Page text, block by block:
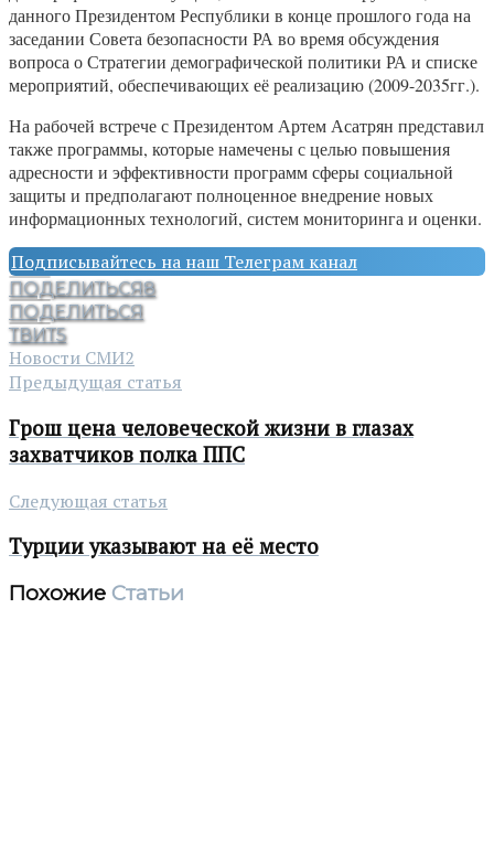
данного Президентом Республики в конце прошлого года на
заседании Совета безопасности РА во время обсуждения
вопроса о Стратегии демографической политики РА и списке
мероприятий, обеспечивающих её реализацию (2009-2035гг.).
На рабочей встрече с Президентом Артем Асатрян представил
также программы, которые намечены с целью повышения
адресности и эффективности программ сферы социальной
защиты и предполагают полноценное внедрение новых
информационных технологий, систем мониторинга и оценки.
Подписывайтесь на наш Телеграм канал
ПОДЕЛИТЬСЯ8
ПОДЕЛИТЬСЯ
ТВИТ5
Новости СМИ2
Предыдущая статья
Грош цена человеческой жизни в глазах
захватчиков полка ППС
Следующая статья
Турции указывают на её место
Похожие Статьи